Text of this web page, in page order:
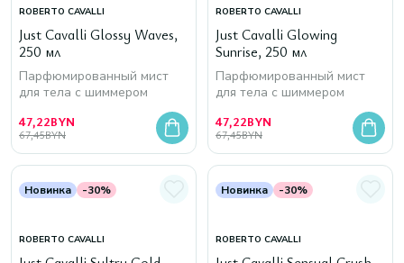
ROBERTO CAVALLI
Just Cavalli Glossy Waves,
250 мл
Парфюмированный мист
для тела с шиммером
47,22BYN
67,45BYN
ROBERTO CAVALLI
Just Cavalli Glowing
Sunrise, 250 мл
Парфюмированный мист
для тела с шиммером
47,22BYN
67,45BYN
Новинка -30%
ROBERTO CAVALLI
Новинка -30%
ROBERTO CAVALLI